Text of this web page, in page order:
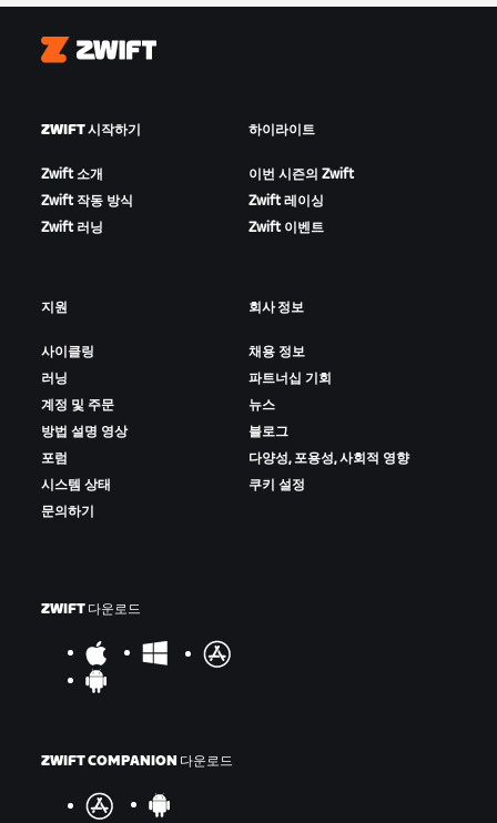
Intermediate Time Check 2 - Westminster
Zwift
ZWIFT 시작하기
Zwift 소개
Zwift 작동 방식
Zwift 러닝
하이라이트
이번 시즌의 Zwift
Zwift 레이싱
Zwift 이벤트
지원
사이클링
러닝
계정 및 주문
방법 설명 영상
포럼
시스템 상태
문의하기
회사 정보
채용 정보
파트너십 기회
뉴스
블로그
다양성, 포용성, 사회적 영향
쿠키 설정
ZWIFT 다운로드
ZWIFT COMPANION 다운로드